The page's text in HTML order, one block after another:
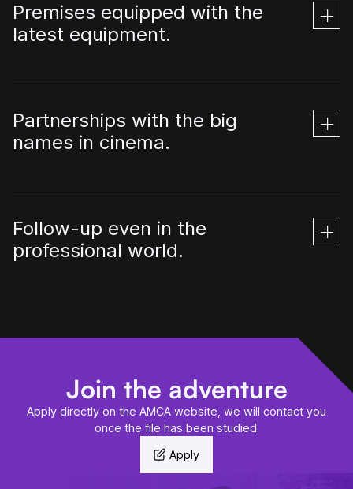
Premises equipped with the
latest equipment.
Partnerships with the big
names in cinema.
Follow-up even in the
professional world.
Join the adventure
Apply directly on the AMCA website, we will contact you
once the file has been studied.
Apply